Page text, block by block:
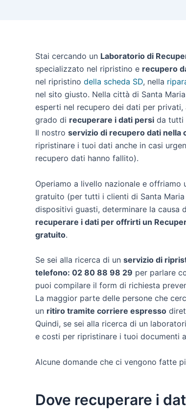
Stai cercando un Laboratorio di
specializzato nel ripristino e recupero
nel ripristino della scheda SD, nella
nel sito giusto. Nella città di Santa
esperti nel recupero dei dati per
grado di recuperare i dati persi da tutti
Il nostro servizio di recupero dati nella
ripristinare i tuoi dati anche in casi
recupero dati hanno fallito).
Operiamo a livello nazionale e
gratuito (per tutti i clienti di Santa
dispositivi guasti, determinare la causa
recuperare i dati per offrirti un
gratuito.
Se sei alla ricerca di un servizio di
telefono: 02 80 88 98 29 per parlare
puoi compilare il form di richiesta
La maggior parte delle persone che
un ritiro tramite corriere espresso
Quindi, se sei alla ricerca di un
e costi per ripristinare i tuoi documenti
Alcune domande che ci vengono fatte
Dove recuperare i